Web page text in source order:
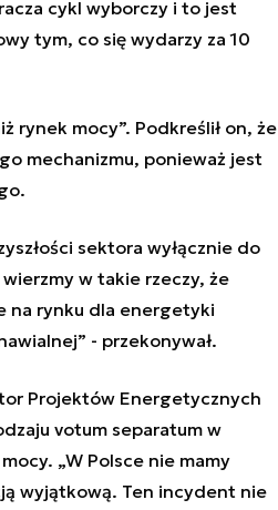
cykl wyborczy i to jest
tym, co się wydarzy za 10
rynek mocy”. Podkreślił on, że
mechanizmu, ponieważ jest
sektora wyłącznie do
w takie rzeczy, że
na rynku dla energetyki
- przekonywał.
Projektów Energetycznych
votum separatum w
„W Polsce nie mamy
wyjątkową. Ten incydent nie